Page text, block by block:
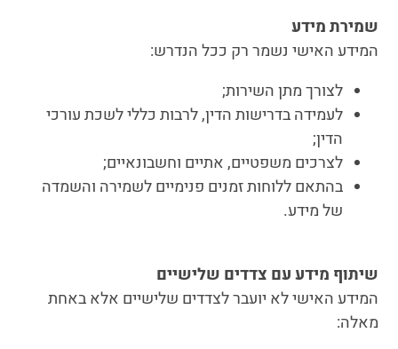
שמירת מידע
המידע האישי נשמר רק ככל הנדרש:
לצורך מתן השירות;
לעמידה בדרישות הדין, לרבות כללי לשכת עורכי
הדין;
לצרכים משפטיים, אתיים וחשבונאיים;
בהתאם ללוחות זמנים פנימיים לשמירה והשמדה
של מידע.
שיתוף מידע עם צדדים שלישיים
המידע האישי לא יועבר לצדדים שלישיים אלא באחת
מאלה: